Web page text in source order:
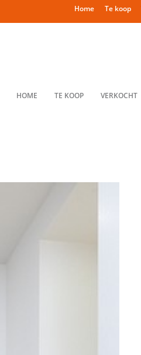
Home Te koop
HOME TE KOOP VERKOCHT